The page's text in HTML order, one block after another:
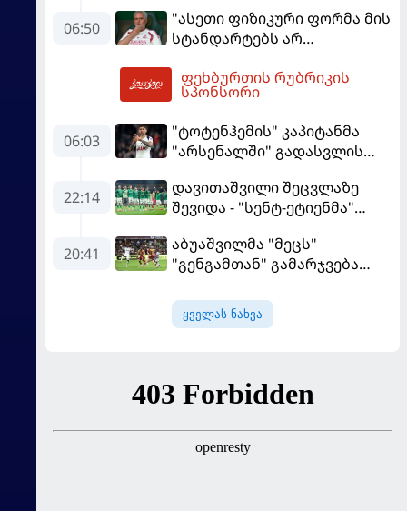
აგენტი
06:50
"ასეთი ფიზიკური ფორმა მის
სტანდარტებს არ
"რეალის" ახალწვეული
გააკრიტიკა
ფეხბურთის რუბრიკის
სპონსორი
06:03
"ტოტენჰემის" კაპიტანმა
"არსენალში" გადასვლის
22:14
დავითაშვილი შეცვლაზე
შევიდა - "სენტ-ეტიენმა"
20:41
აბუაშვილმა "მეცს"
"გენგამთან" გამარჯვება
ყველას ნახვა